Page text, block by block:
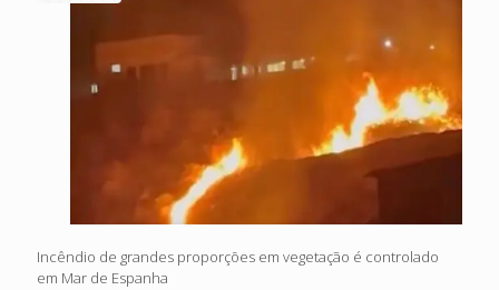
Incêndio de grandes proporções em vegetação é controlado
em Mar de Espanha